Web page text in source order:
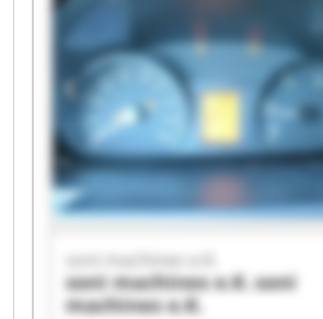
e.K.
soni machines e.K.
soni machines e.K.soni
machines e.K.